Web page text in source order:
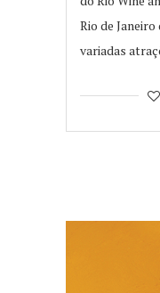
Rio de
variadas